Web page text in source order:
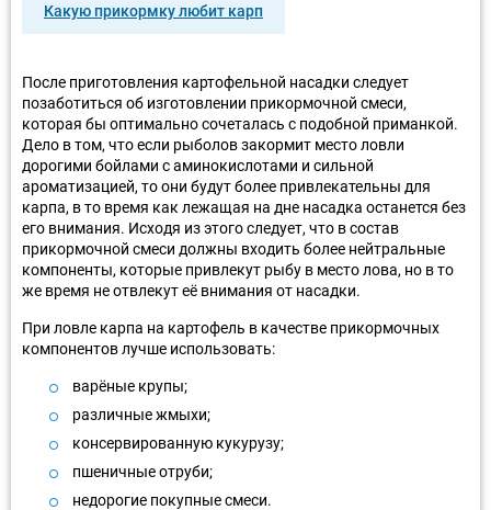
Какую прикормку любит карп
После приготовления картофельной насадки следует
позаботиться об изготовлении прикормочной смеси,
которая бы оптимально сочеталась с подобной приманкой.
Дело в том, что если рыболов закормит место ловли
дорогими бойлами с аминокислотами и сильной
ароматизацией, то они будут более привлекательны для
карпа, в то время как лежащая на дне насадка останется без
его внимания. Исходя из этого следует, что в состав
прикормочной смеси должны входить более нейтральные
компоненты, которые привлекут рыбу в место лова, но в то
же время не отвлекут её внимания от насадки.
При ловле карпа на картофель в качестве прикормочных
компонентов лучше использовать:
варёные крупы;
различные жмыхи;
консервированную кукурузу;
пшеничные отруби;
недорогие покупные смеси.